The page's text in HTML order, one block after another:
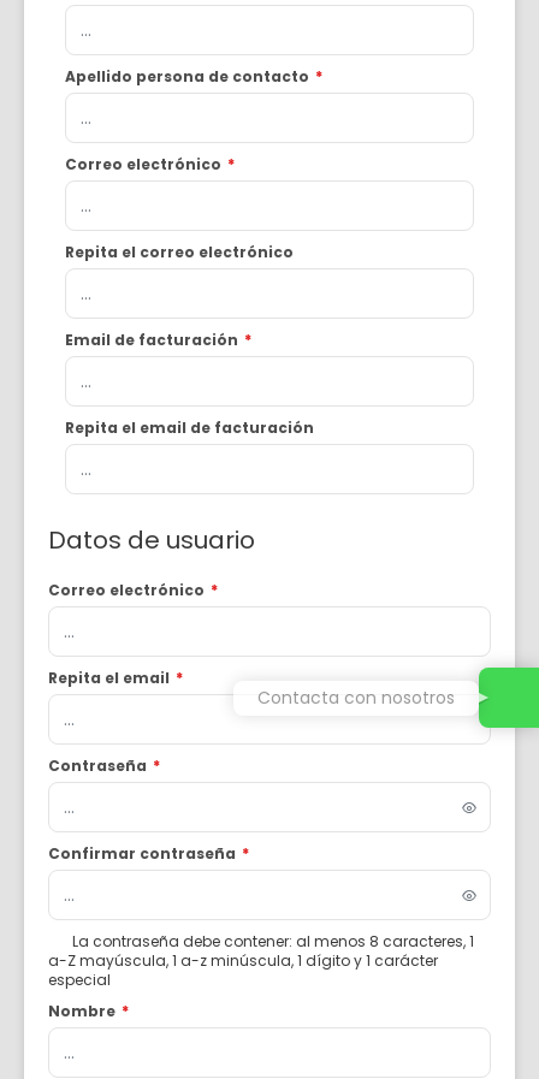
Apellido persona de contacto *
Correo electrónico *
Repita el correo electrónico
Email de facturación *
Repita el email de facturación
Datos de usuario
Correo electrónico *
Repita el email *
Contraseña *
Confirmar contraseña *
La contraseña debe contener: al menos 8 caracteres, 1
a-Z mayúscula, 1 a-z minúscula, 1 dígito y 1 carácter
especial
Nombre *
Contacta con nosotros